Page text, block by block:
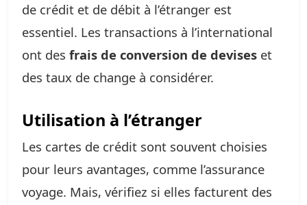
de crédit et de débit à l’étranger est
essentiel. Les transactions à l’international
ont des frais de conversion de devises et
des taux de change à considérer.
Utilisation à l’étranger
Les cartes de crédit sont souvent choisies
pour leurs avantages, comme l’assurance
voyage. Mais, vérifiez si elles facturent des